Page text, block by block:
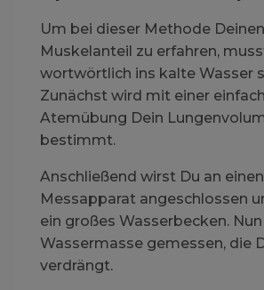
Um bei dieser Methode Deinen
Muskelanteil zu erfahren,
wortwörtlich ins kalte Wasser
Zunächst wird mit einer
Atemübung Dein
bestimmt.
Anschließend wirst Du an einen
Messapparat angeschlossen
ein großes Wasserbecken.
Wassermasse gemessen, die
verdrängt.